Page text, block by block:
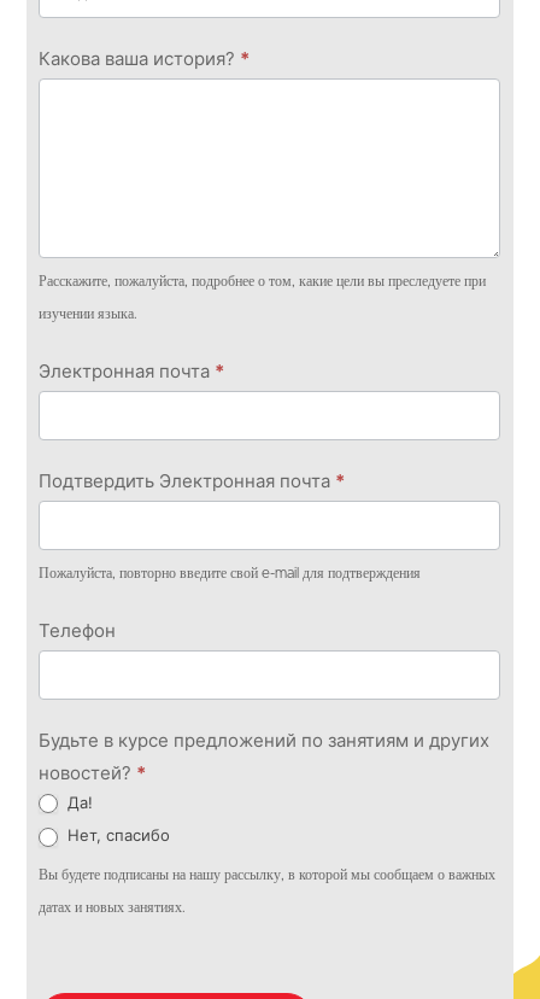
Какова ваша история? *
Расскажите, пожалуйста, подробнее о том, какие цели вы преследуете при
изучении языка.
Электронная почта *
Подтвердить Электронная почта *
Пожалуйста, повторно введите свой e-mail для подтверждения
Телефон
Будьте в курсе предложений по занятиям и других
новостей? *
Да!
Нет, спасибо
Вы будете подписаны на нашу рассылку, в которой мы сообщаем о важных
датах и новых занятиях.